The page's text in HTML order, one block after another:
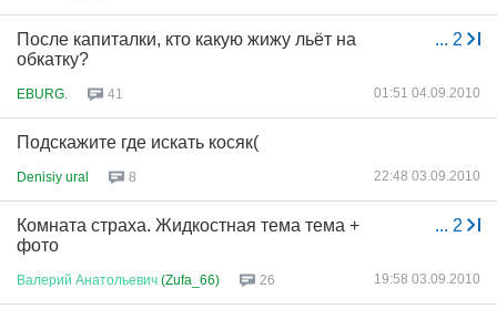
... 2
После капиталки, кто какую жижу льёт на
обкатку?
EBURG. 41 01:51 04.09.2010
Подскажите где искать косяк(
Denisiy ural 8 22:48 03.09.2010
... 2
Комната страха. Жидкостная тема тема +
фото
Валерий Анатольевич (Zufa_66) 26 19:58 03.09.2010